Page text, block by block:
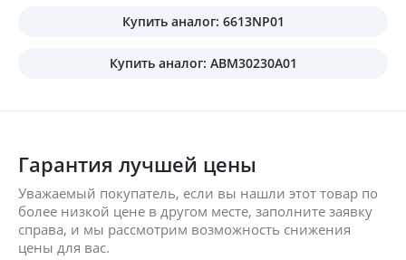
Купить аналог: 6613NP01
Купить аналог: ABM30230A01
Гарантия лучшей цены
Уважаемый покупатель, если вы нашли этот товар по
более низкой цене в другом месте, заполните заявку
справа, и мы рассмотрим возможность снижения
цены для вас.